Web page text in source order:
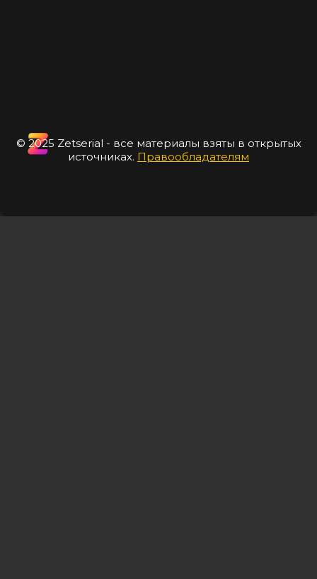
© 2025 Zetserial - все материалы взяты в открытых
источниках. Правообладателям